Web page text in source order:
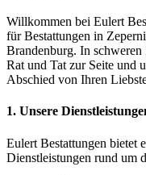
Willkommen bei Eulert
für Bestattungen in
Brandenburg. In
Rat und Tat zur Seite und
Abschied von Ihren
1. Unsere
Eulert Bestattungen bietet
Dienstleistungen rund um